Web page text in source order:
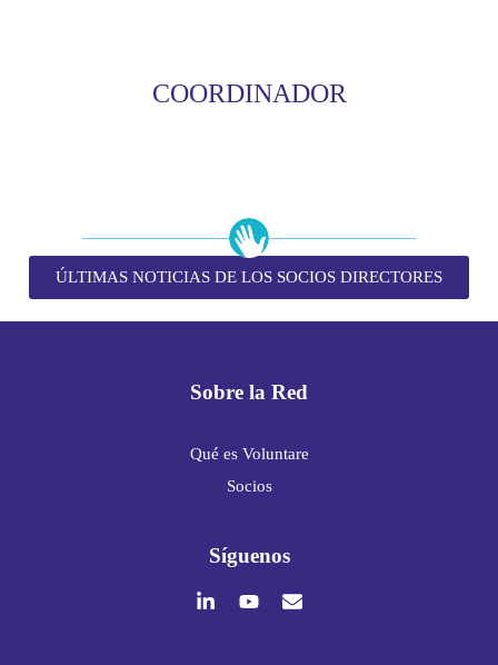
COORDINADOR
ÚLTIMAS NOTICIAS DE LOS SOCIOS DIRECTORES
Sobre la Red
Qué es Voluntare
Socios
Síguenos